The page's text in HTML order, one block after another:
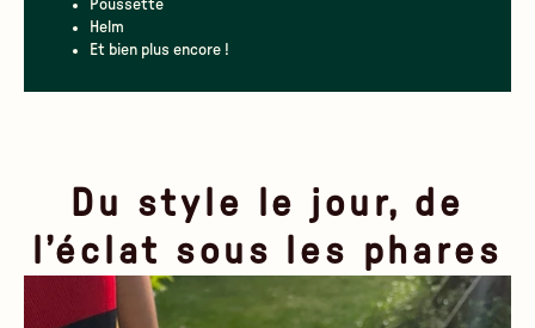
Poussette
Helm
Et bien plus encore !
Du style le jour, de
l’éclat sous les phares